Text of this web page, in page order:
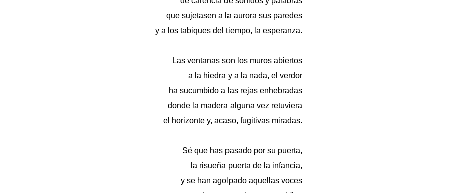
que sujetasen a la aurora sus paredes
y a los tabiques del tiempo, la esperanza.
Las ventanas son los muros abiertos
a la hiedra y a la nada, el verdor
ha sucumbido a las rejas enhebradas
donde la madera alguna vez retuviera
el horizonte y, acaso, fugitivas miradas.
Sé que has pasado por su puerta,
la risueña puerta de la infancia,
y se han agolpado aquellas voces